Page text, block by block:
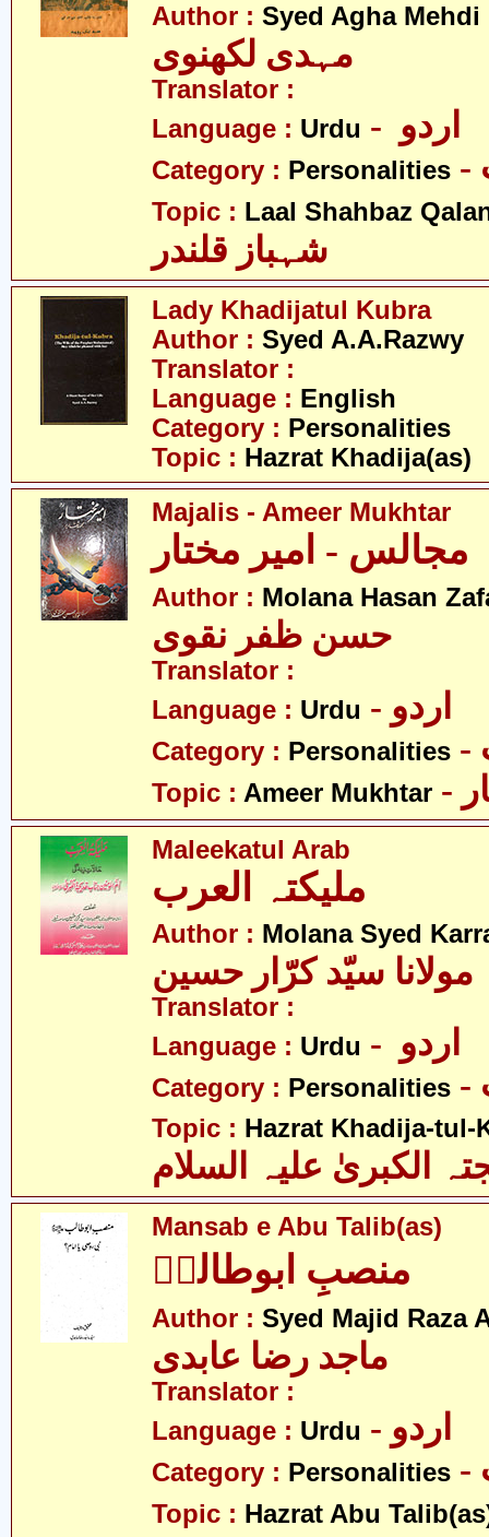
Author : Syed Agha Mehdi
مہدی لکھنوی
Translator :
Language : Urdu
Category : Personalities
Topic : Laal Shahbaz
شہباز قلندر
Lady Khadijatul Kubra
Author : Syed A.A.Razwy
Translator :
Language : English
Category : Personalities
Topic : Hazrat Khadija(as)
Majalis - Ameer Mukhtar
مجالس - امیر مختار
Author : Molana Hasan
حسن ظفر نقوی
Translator :
Language : Urdu - اردو
Category : Personalities
Topic : Ameer Mukhtar
Maleekatul Arab
ملیکتہ العرب
Author : Molana Syed
مولانا سیّد کرّار حسین
Translator :
Language : Urdu
Category : Personalities
Topic : Hazrat Khadija-tul-
الکبریٰ علیہ السلام
Mansab e Abu Talib(as)
منصبِ ابوطالبؑ
Author : Syed Majid Raza
ماجد رضا عابدی
Translator :
Language : Urdu - اردو
Category : Personalities
Topic : Hazrat Abu